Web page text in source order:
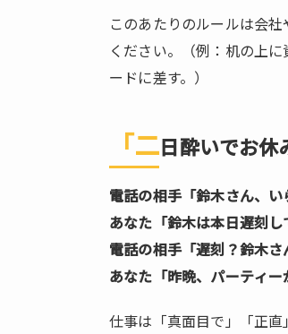
取ら
ず
に、
を伝
えて
っ
た。
1.7.
退職
社員
このあたりのルールは会
ください。（例：机の上
ードに差す。）
「二 日酔いでお休
電話の相手「鈴木さん、い
あなた「鈴木は本日遅刻し
電話の相手「遅刻？鈴木さ
あなた「昨晩、パーティー
仕事は「真面目で」「正